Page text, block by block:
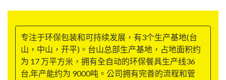
专注于环保包装和可持续发展，有3个生产基地(台
山，中山，开平)。台山总部生产基地，占地面积约
为 17 万平方米，拥有全自动的环保餐具生产线36
台,年产能约为 9000吨。公司拥有完善的流程和管